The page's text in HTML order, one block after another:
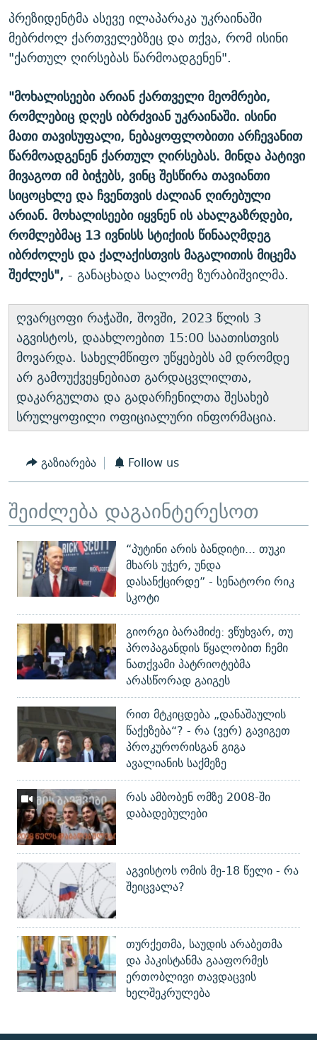
პრეზიდენტმა ასევე ილაპარაკა უკრაინაში
მებრძოლ ქართველებზეც და თქვა, რომ ისინი
"ქართულ ღირსებას წარმოადგენენ".
"მოხალისეები არიან ქართველი მეომრები,
რომლებიც დღეს იბრძვიან უკრაინაში. ისინი
მათი თავისუფალი, ნებაყოფლობითი არჩევანით
წარმოადგენენ ქართულ ღირსებას. მინდა პატივი
მივაგოთ იმ ბიჭებს, ვინც შესწირა თავიანთი
სიცოცხლე და ჩვენთვის ძალიან ღირებული
არიან. მოხალისეები იყვნენ ის ახალგაზრდები,
რომლებმაც 13 ივნისს სტიქიის წინააღმდეგ
იბრძოლეს და ქალაქისთვის მაგალითის მიცემა
შეძლეს", - განაცხადა სალომე ზურაბიშვილმა.
ღვარცოფი რაჭაში, შოვში, 2023 წლის 3
აგვისტოს, დაახლოებით 15:00 საათისთვის
მოვარდა. სახელმწიფო უწყებებს ამ დრომდე
არ გამოუქვეყნებიათ გარდაცვლილთა,
დაკარგულთა და გადარჩენილთა შესახებ
სრულყოფილი ოფიციალური ინფორმაცია.
გაზიარება Follow us
შეიძლება დაგაინტერესოთ
“პუტინი არის ბანდიტი... თუკი
მხარს უჭერ, უნდა
დასანქცირდე” - სენატორი რიკ
სკოტი
გიორგი ბარამიძე: ვწუხვარ, თუ
პროპაგანდის წყალობით ჩემი
ნათქვამი პატრიოტებმა
არასწორად გაიგეს
რით მტკიცდება „დანაშაულის
წაქეზება“? - რა (ვერ) გავიგეთ
პროკურორისგან გიგა
ავალიანის საქმეზე
რას ამბობენ ომზე 2008-ში
დაბადებულები
აგვისტოს ომის მე-18 წელი - რა
შეიცვალა?
თურქეთმა, საუდის არაბეთმა
და პაკისტანმა გააფორმეს
ერთობლივი თავდაცვის
ხელშეკრულება